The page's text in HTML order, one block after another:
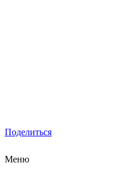
Поделиться
Меню